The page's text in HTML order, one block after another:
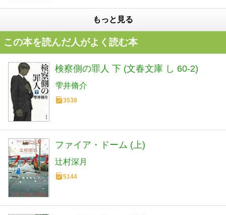
もっと見る
この本を読んだ人がよく読む本
検察側の罪人 下 (文春文庫 し 60-2)
雫井脩介
3538
ファイア・ドーム (上)
辻村深月
5144